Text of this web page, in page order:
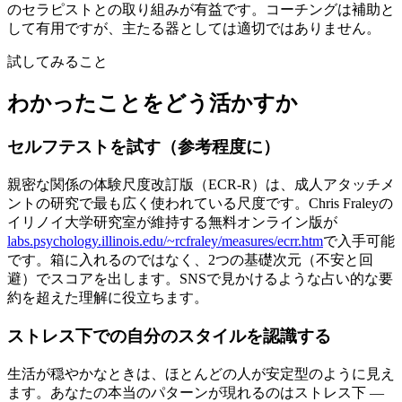
のセラピストとの取り組みが有益です。コーチングは補助と
して有用ですが、主たる器としては適切ではありません。
試してみること
わかったことをどう活かすか
セルフテストを試す（参考程度に）
親密な関係の体験尺度改訂版（ECR-R）は、成人アタッチメ
ントの研究で最も広く使われている尺度です。Chris Fraleyの
イリノイ大学研究室が維持する無料オンライン版が
labs.psychology.illinois.edu/~rcfraley/measures/ecrr.htmで入手可能
です。箱に入れるのではなく、2つの基礎次元（不安と回
避）でスコアを出します。SNSで見かけるような占い的な要
約を超えた理解に役立ちます。
ストレス下での自分のスタイルを認識する
生活が穏やかなときは、ほとんどの人が安定型のように見え
ます。あなたの本当のパターンが現れるのはストレス下 —